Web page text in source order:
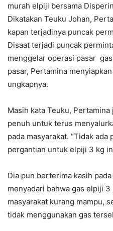
murah elpiji bersama
Dikatakan Teuku Johan,
kapan terjadinya puncak
Disaat terjadi puncak
menggelar operasi pasar
pasar, Pertamina
ungkapnya.
Masih kata Teuku,
penuh untuk terus
pada masyarakat. “Tidak
pergantian untuk elpiji 3 kg
Dia pun berterima kasih
menyadari bahwa gas elpiji
masyarakat kurang mampu,
tidak menggunakan gas